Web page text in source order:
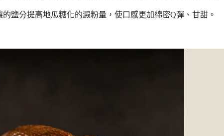
鹽分提高地瓜糖化的澱粉量，使口感更加綿密Q彈、甘甜。